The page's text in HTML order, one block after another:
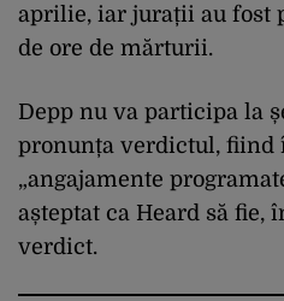
aprilie, iar jurații au fost
de ore de mărturii.
Depp nu va participa la
pronunța verdictul, fiind
„angajamente
așteptat ca Heard să fie,
verdict.